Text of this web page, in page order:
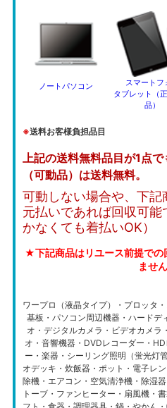
ノートパソコン
スマートフ
タブレット（
品）
※送料お客様負担品目
上記の送料無料品目が1点
（可動品）は送料無料。
可動しない場合や、下記
元払いであれば回収可
かなくても着払いOK）
★下記商品はリユース前提での
ませ
ワープロ（液晶タイプ）・プロッタ
基板・パソコン周辺機器・ハードデ
オ・デジタルカメラ・ビデオカメラ
オ・音響機器・DVDレコーダー・
ー・楽器・シーリング照明（蛍光灯
オデッキ・炊飯器・ポット・電子レ
除機・エアコン・空気清浄機・除湿
トーブ・ファンヒーター・扇風機・